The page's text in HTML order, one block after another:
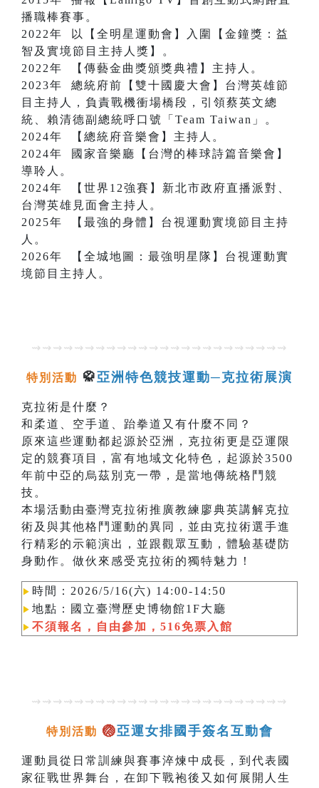
播職棒賽事。
2022年 以【全明星運動會】入圍【金鐘獎：益
智及實境節目主持人獎】。
2022年 【傳藝金曲獎頒獎典禮】主持人。
2023年 總統府前【雙十國慶大會】台灣英雄節
目主持人，負責戰機衝場橋段，引領蔡英文總
統、賴清德副總統呼口號「Team Taiwan」。
2024年 【總統府音樂會】主持人。
2024年 國家音樂廳【台灣的棒球詩篇音樂會】
導聆人。
2024年 【世界12強賽】新北市政府直播派對、
台灣英雄見面會主持人。
2025年 【最強的身體】台視運動實境節目主持
人。
2026年 【全城地圖：最強明星隊】台視運動實
境節目主持人。
⇝⇝⇝⇝⇝⇝⇝⇝⇝⇝⇝⇝⇝⇝⇝⇝⇝⇝⇝⇝⇝⇝⇝⇝
特別活動 🥋亞洲特色競技運動─克拉術展演
克拉術是什麼？
和柔道、空手道、跆拳道又有什麼不同？
原來這些運動都起源於亞洲，克拉術更是亞運限
定的競賽項目，富有地域文化特色，起源於3500
年前中亞的烏茲別克一帶，是當地傳統格鬥競
技。
本場活動由臺灣克拉術推廣教練廖典英講解克拉
術及與其他格鬥運動的異同，並由克拉術選手進
行精彩的示範演出，並跟觀眾互動，體驗基礎防
身動作。做伙來感受克拉術的獨特魅力！
▶︎ 時間：2026/5/16(六) 14:00-14:50
▶︎ 地點：國立臺灣歷史博物館1F大廳
▶︎ 不須報名，自由參加，516免票入館
⇝⇝⇝⇝⇝⇝⇝⇝⇝⇝⇝⇝⇝⇝⇝⇝⇝⇝⇝⇝⇝⇝⇝⇝
特別活動 🏐亞運女排國手簽名互動會
運動員從日常訓練與賽事淬煉中成長，到代表國
家征戰世界舞台，在卸下戰袍後又如何展開人生